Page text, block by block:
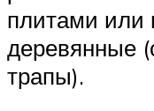
плитами или
деревянные
трапы).